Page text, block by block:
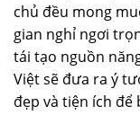
chủ đều mong
gian nghỉ ngơi
tái tạo nguồn
Việt sẽ đưa ra ý
đẹp và tiện ích để